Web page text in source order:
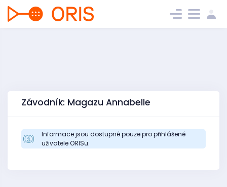
Závodník: Magazu Annabelle
Informace jsou dostupné pouze pro přihlášené
uživatele ORISu.